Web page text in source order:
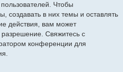
Чтобы
создавать в них темы и оставлять
действия, вам может
разрешение. Свяжитесь с
конференции для